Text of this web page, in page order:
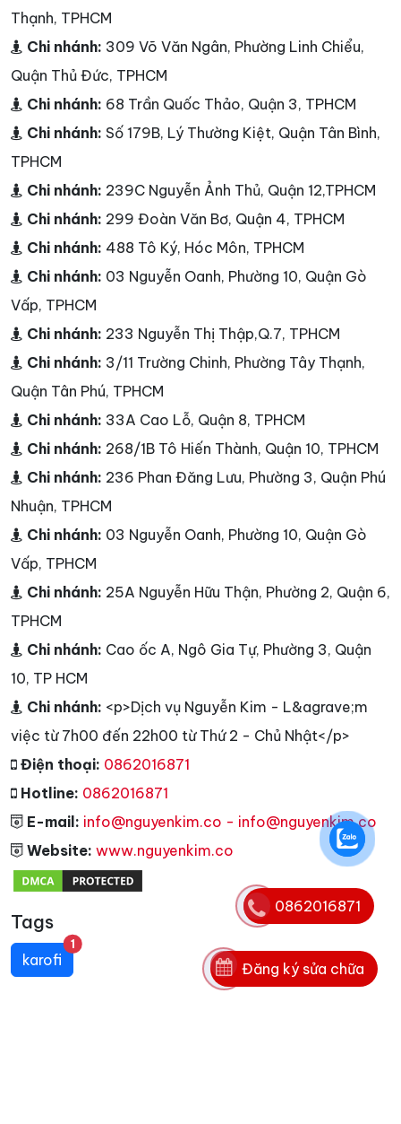
Thạnh, TPHCM
Chi nhánh: 309 Võ Văn Ngân, Phường Linh Chiểu,
Quận Thủ Đức, TPHCM
Chi nhánh: 68 Trần Quốc Thảo, Quận 3, TPHCM
Chi nhánh: Số 179B, Lý Thường Kiệt, Quận Tân Bình,
TPHCM
Chi nhánh: 239C Nguyễn Ảnh Thủ, Quận 12,TPHCM
Chi nhánh: 299 Đoàn Văn Bơ, Quận 4, TPHCM
Chi nhánh: 488 Tô Ký, Hóc Môn, TPHCM
Chi nhánh: 03 Nguyễn Oanh, Phường 10, Quận Gò
Vấp, TPHCM
Chi nhánh: 233 Nguyễn Thị Thập,Q.7, TPHCM
Chi nhánh: 3/11 Trường Chinh, Phường Tây Thạnh,
Quận Tân Phú, TPHCM
Chi nhánh: 33A Cao Lỗ, Quận 8, TPHCM
Chi nhánh: 268/1B Tô Hiến Thành, Quận 10, TPHCM
Chi nhánh: 236 Phan Đăng Lưu, Phường 3, Quận Phú
Nhuận, TPHCM
Chi nhánh: 03 Nguyễn Oanh, Phường 10, Quận Gò
Vấp, TPHCM
Chi nhánh: 25A Nguyễn Hữu Thận, Phường 2, Quận 6,
TPHCM
Chi nhánh: Cao ốc A, Ngô Gia Tự, Phường 3, Quận
10, TP HCM
Chi nhánh: <p>Dịch vụ Nguyễn Kim - L&agrave;m
việc từ 7h00 đến 22h00 từ Thứ 2 - Chủ Nhật</p>
Điện thoại: 0862016871
Hotline: 0862016871
E-mail: info@nguyenkim.co - info@nguyenkim.co
Website: www.nguyenkim.co
Tags
karofi
1unread messages
Đăng ký sửa chữa
0862016871